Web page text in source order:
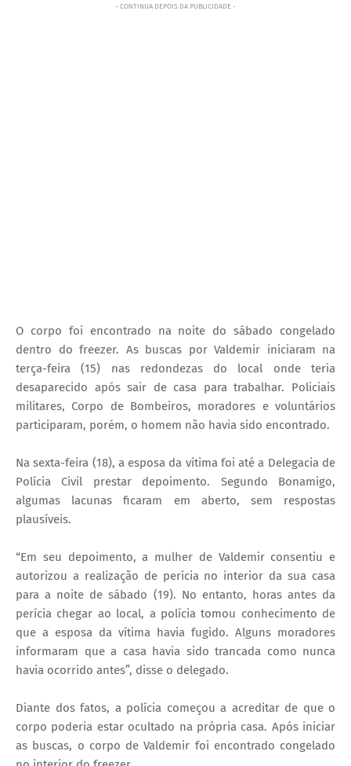
- CONTINUA DEPOIS DA PUBLICIDADE -
O corpo foi encontrado na noite do sábado congelado
dentro do freezer. As buscas por Valdemir iniciaram na
terça-feira (15) nas redondezas do local onde teria
desaparecido após sair de casa para trabalhar. Policiais
militares, Corpo de Bombeiros, moradores e voluntários
participaram, porém, o homem não havia sido encontrado.
Na sexta-feira (18), a esposa da vítima foi até a Delegacia de
Polícia Civil prestar depoimento. Segundo Bonamigo,
algumas lacunas ficaram em aberto, sem respostas
plausíveis.
“Em seu depoimento, a mulher de Valdemir consentiu e
autorizou a realização de perícia no interior da sua casa
para a noite de sábado (19). No entanto, horas antes da
perícia chegar ao local, a polícia tomou conhecimento de
que a esposa da vítima havia fugido. Alguns moradores
informaram que a casa havia sido trancada como nunca
havia ocorrido antes”, disse o delegado.
Diante dos fatos, a polícia começou a acreditar de que o
corpo poderia estar ocultado na própria casa. Após iniciar
as buscas, o corpo de Valdemir foi encontrado congelado